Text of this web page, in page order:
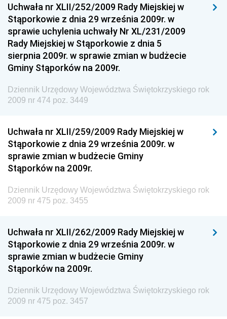
Dziennik Urzędowy Ministra Sportu
Dziennik Urzędowy Ministra Funduszy i Polityki
Regionalnej
Dziennik Urzędowy Ministra Aktywów Państwowych
Dziennik Urzędowy Ministra Zdrowia
Dziennik Urzędowy Ministra Środowiska i Głównego
Inspektora Ochrony Środowiska
Dziennik Urzędowy Ministerstwa Kultury, Dziedzictwa
Narodowego i Sportu
Dziennik Urzędowy Ministra Finansów, Funduszy i
Dziennik Urzędowy Ministra Rozwoju, Pracy i
Dziennik Urzędowy Ministra Kultury, Dziedzictwa
Narodowego i Sportu
Dziennik Urzędowy Ministra Rodziny i Polityki
Społecznej
Dziennik Urzędowy Komendy Głównej Straży
Granicznej
Uchwała nr XLII/252/2009 Rady Miejskiej w
Stąporkowie z dnia 29 września 2009r. w
sprawie uchylenia uchwały Nr XL/231/2009
Rady Miejskiej w Stąporkowie z dnia 5
sierpnia 2009r. w sprawie zmian w budżecie
Gminy Stąporków na 2009r.
Dziennik Urzędowy Województwa Świętokrzyskiego rok
2009 nr 474 poz. 3449
Uchwała nr XLII/259/2009 Rady Miejskiej w
Stąporkowie z dnia 29 września 2009r. w
sprawie zmian w budżecie Gminy
Stąporków na 2009r.
Dziennik Urzędowy Województwa Świętokrzyskiego rok
2009 nr 475 poz. 3455
Uchwała nr XLII/262/2009 Rady Miejskiej w
Stąporkowie z dnia 29 września 2009r. w
sprawie zmian w budżecie Gminy
Stąporków na 2009r.
Dziennik Urzędowy Województwa Świętokrzyskiego rok
2009 nr 475 poz. 3457